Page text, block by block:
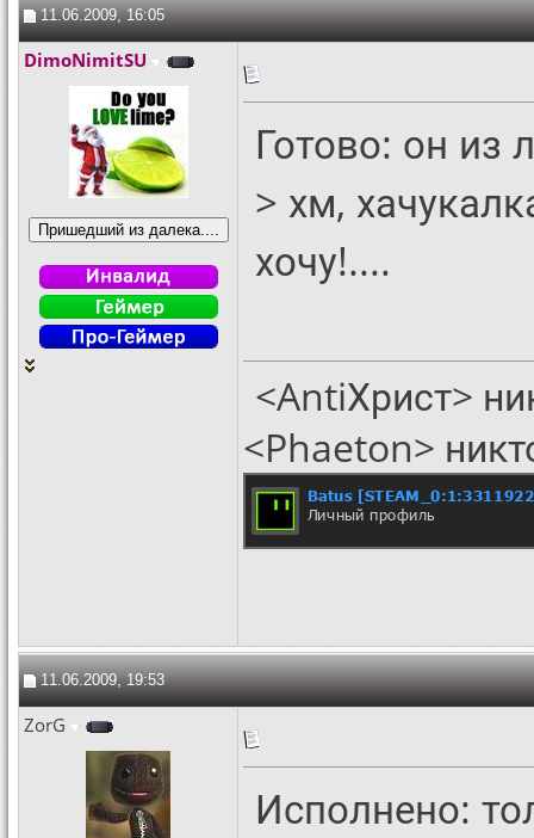
11.06.2009, 16:05
DimoNimitSU
Готово: он из
> хм,
хочу!....
<AntiХрист>
<Phaeton>
11.06.2009, 19:53
ZorG
Исполнено: